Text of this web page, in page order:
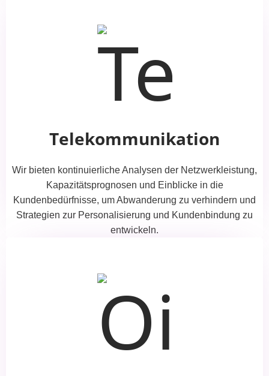
Telekommunikation
Wir bieten kontinuierliche Analysen der Netzwerkleistung,
Kapazitätsprognosen und Einblicke in die
Kundenbedürfnisse, um Abwanderung zu verhindern und
Strategien zur Personalisierung und Kundenbindung zu
entwickeln.